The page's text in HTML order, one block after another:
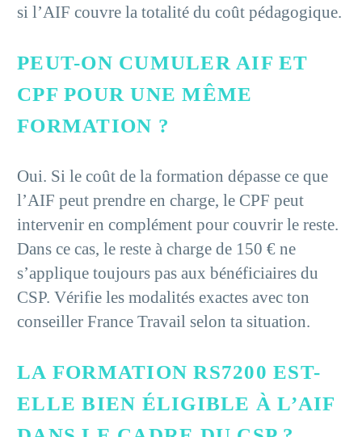
si l’AIF couvre la totalité du coût pédagogique.
PEUT-ON CUMULER AIF ET
CPF POUR UNE MÊME
FORMATION ?
Oui. Si le coût de la formation dépasse ce que
l’AIF peut prendre en charge, le CPF peut
intervenir en complément pour couvrir le reste.
Dans ce cas, le reste à charge de 150 € ne
s’applique toujours pas aux bénéficiaires du
CSP. Vérifie les modalités exactes avec ton
conseiller France Travail selon ta situation.
LA FORMATION RS7200 EST-
ELLE BIEN ÉLIGIBLE À L’AIF